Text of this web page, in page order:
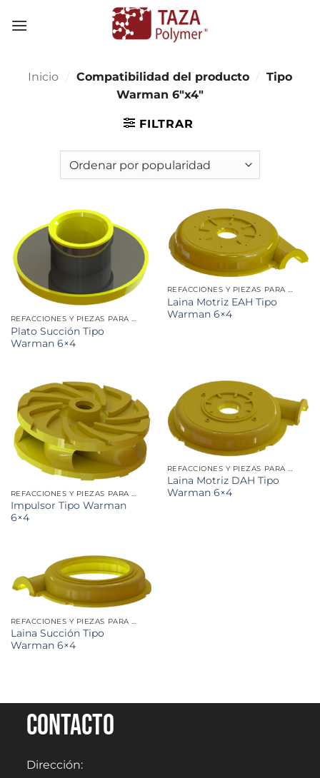
Inicio / Compatibilidad del producto / Tipo
Warman 6"x4"
FILTRAR
REFACCIONES Y PIEZAS PARA MINERÍA
Plato Succión Tipo
Warman 6×4
REFACCIONES Y PIEZAS PARA MINERÍA
Laina Motriz EAH Tipo
Warman 6×4
REFACCIONES Y PIEZAS PARA MINERÍA
Impulsor Tipo Warman
6×4
Laina Motriz DAH Tipo
Warman 6×4
REFACCIONES Y PIEZAS PARA MINERÍA
Laina Succión Tipo
Warman 6×4
Contacto
Dirección: